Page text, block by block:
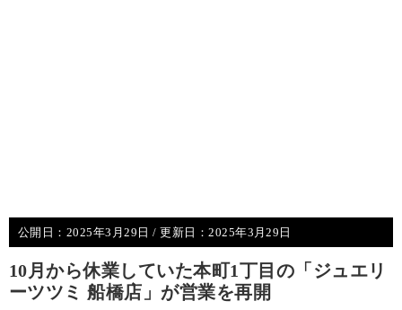
公開日： 2025年3月29日 / 更新日：2025年3月29日
10月から休業していた本町1丁目の「ジュエリ
ーツツミ 船橋店」が営業を再開